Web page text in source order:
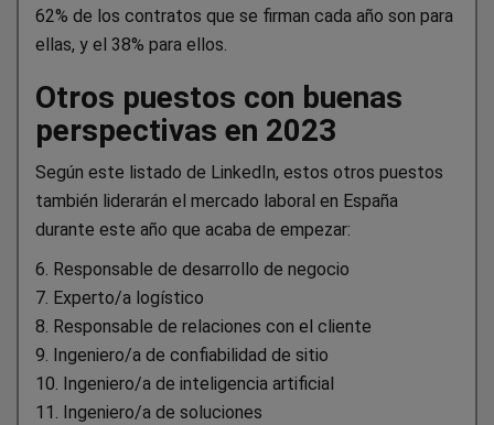
62% de los contratos que se firman cada año son para
ellas, y el 38% para ellos.
Otros puestos con buenas
perspectivas en 2023
Según este listado de LinkedIn, estos otros puestos
también liderarán el mercado laboral en España
durante este año que acaba de empezar:
6. Responsable de desarrollo de negocio
7. Experto/a logístico
8. Responsable de relaciones con el cliente
9. Ingeniero/a de confiabilidad de sitio
10. Ingeniero/a de inteligencia artificial
11. Ingeniero/a de soluciones